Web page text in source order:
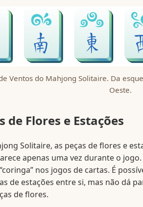
Ventos do Mahjong Solitaire. Da
Oeste.
de Flores e Estações
Solitaire, as peças de flores e
apenas uma vez durante o
nos jogos de cartas. É
de estações entre si, mas não dá
de flores.